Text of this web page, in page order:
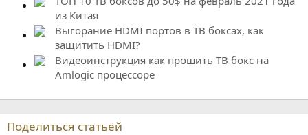
из Китая
Выгорание HDMI портов в ТВ боксах, как
защитить HDMI?
Видеоинструкция как прошить ТВ бокс на
Amlogic процессоре
Поделиться статьёй